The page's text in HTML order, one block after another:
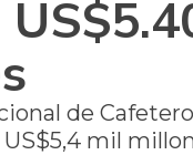
de
US$5,4 mil